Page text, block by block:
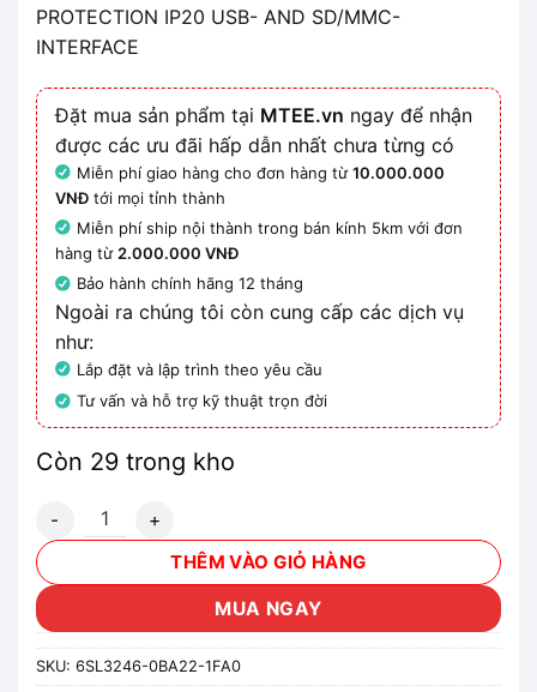
PROTECTION IP20 USB- AND SD/MMC-
INTERFACE
Đặt mua sản phẩm tại MTEE.vn ngay để nhận
được các ưu đãi hấp dẫn nhất chưa từng có
Miễn phí giao hàng cho đơn hàng từ10.000.000
VNĐ tới mọi tỉnh thành
Miễn phí ship nội thành trong bán kính 5km với đơn
hàng từ2.000.000 VNĐ
Bảo hành chính hãng 12 tháng
Ngoài ra chúng tôi còn cung cấp các dịch vụ
như:
Lắp đặt và lập trình theo yêu cầu
Tư vấn và hỗ trợ kỹ thuật trọn đời
Còn 29 trong kho
6SL3246-0BA22-1FA0 - Bộ điều khiển SINAMICS G120
THÊM VÀO GIỎ HÀNG
MUA NGAY
SKU: 6SL3246-0BA22-1FA0